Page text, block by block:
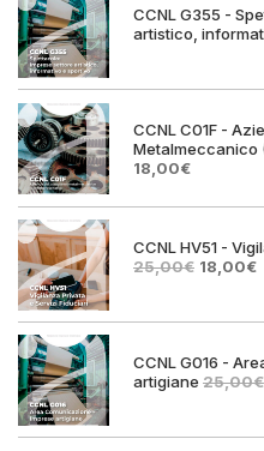
CCNL G355 -
artistico,
CCNL C01F -
Metalmeccanico
Il
originale
25,00€.
18,00€Il
attuale
18,00€.
CCNL HV51 -
25,00€ Il
era:
18,00€Il
CCNL G016 -
artigiane 25,00€